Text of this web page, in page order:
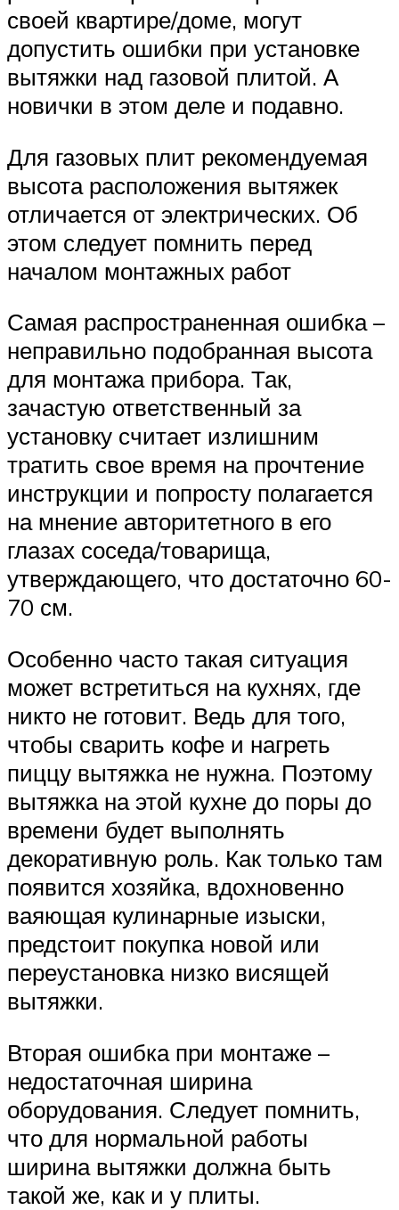
своей квартире/доме, могут
допустить ошибки при установке
вытяжки над газовой плитой. А
новички в этом деле и подавно.
Для газовых плит рекомендуемая
высота расположения вытяжек
отличается от электрических. Об
этом следует помнить перед
началом монтажных работ
Самая распространенная ошибка –
неправильно подобранная высота
для монтажа прибора. Так,
зачастую ответственный за
установку считает излишним
тратить свое время на прочтение
инструкции и попросту полагается
на мнение авторитетного в его
глазах соседа/товарища,
утверждающего, что достаточно 60-
70 см.
Особенно часто такая ситуация
может встретиться на кухнях, где
никто не готовит. Ведь для того,
чтобы сварить кофе и нагреть
пиццу вытяжка не нужна. Поэтому
вытяжка на этой кухне до поры до
времени будет выполнять
декоративную роль. Как только там
появится хозяйка, вдохновенно
ваяющая кулинарные изыски,
предстоит покупка новой или
переустановка низко висящей
вытяжки.
Вторая ошибка при монтаже –
недостаточная ширина
оборудования. Следует помнить,
что для нормальной работы
ширина вытяжки должна быть
такой же, как и у плиты.